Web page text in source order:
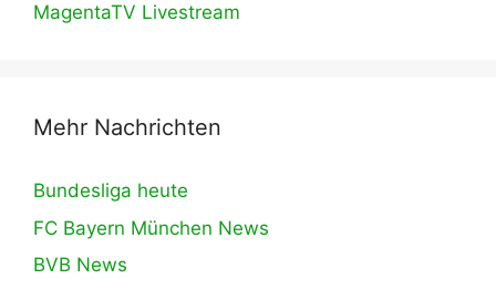
MagentaTV Livestream
Mehr Nachrichten
Bundesliga heute
FC Bayern München News
BVB News